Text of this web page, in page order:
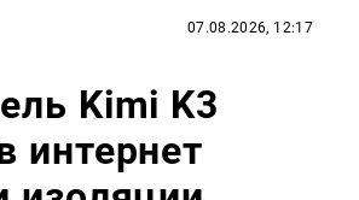
07.08.2026, 12:17
Kimi K3
интернет